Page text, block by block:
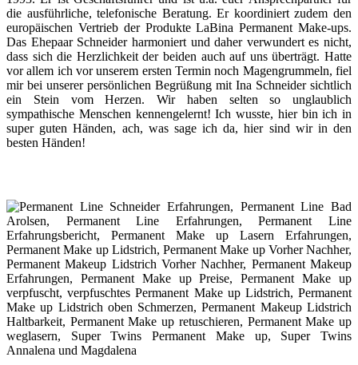
die ausführliche, telefonische Beratung. Er koordiniert zudem den
europäischen Vertrieb der Produkte LaBina Permanent Make-ups.
Das Ehepaar Schneider harmoniert und daher verwundert es nicht,
dass sich die Herzlichkeit der beiden auch auf uns überträgt. Hatte
vor allem ich vor unserem ersten Termin noch Magengrummeln, fiel
mir bei unserer persönlichen Begrüßung mit Ina Schneider sichtlich
ein Stein vom Herzen. Wir haben selten so unglaublich
sympathische Menschen kennengelernt! Ich wusste, hier bin ich in
super guten Händen, ach, was sage ich da, hier sind wir in den
besten Händen!